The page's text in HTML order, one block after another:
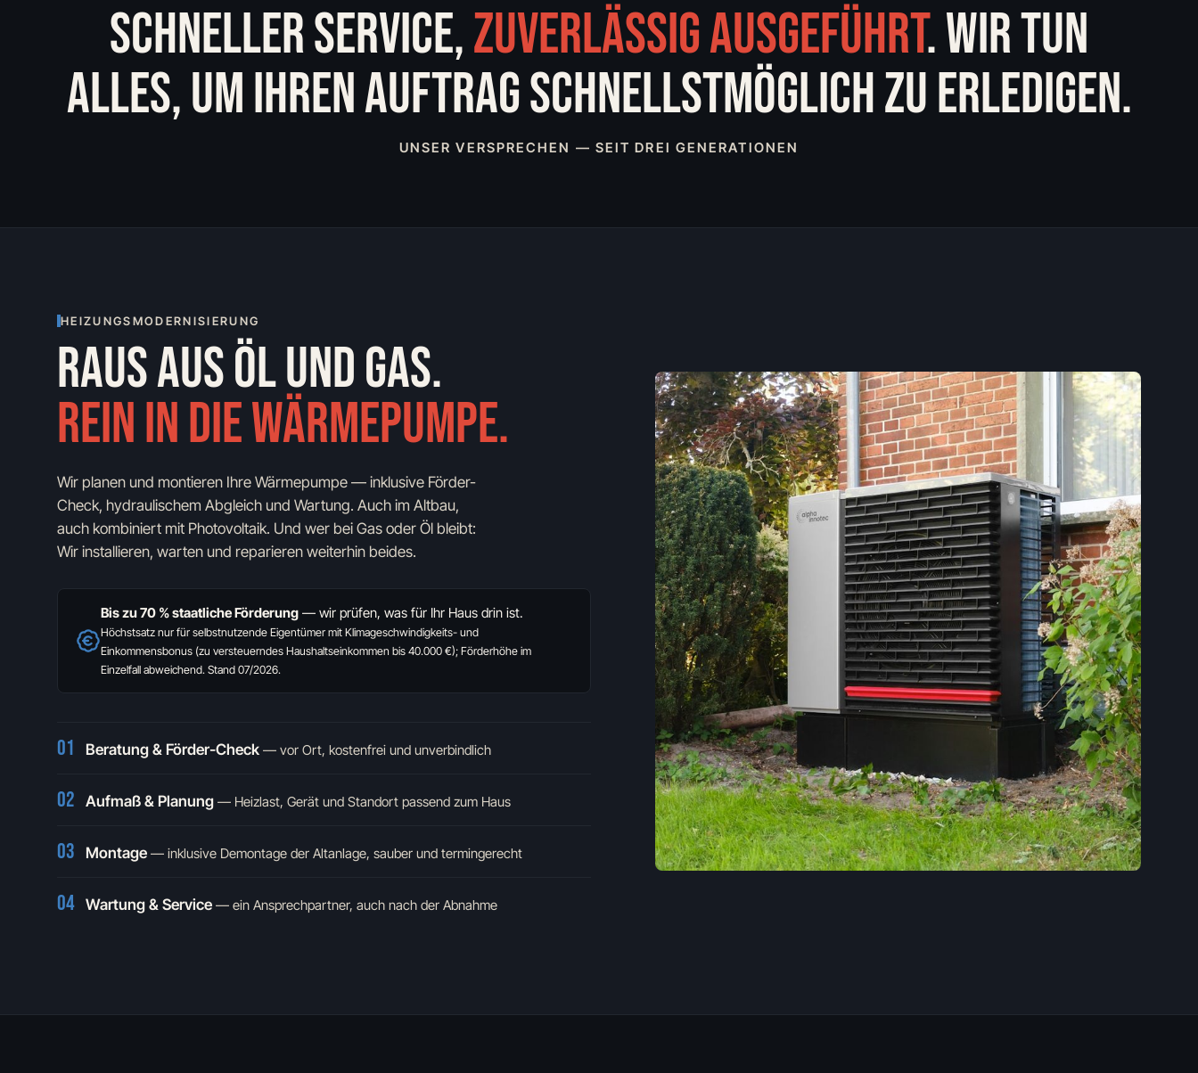
SCHNELLER SERVICE,ZUVERLÄSSIG AUSGEFÜHRT. WIR TUN
ALLES, UM IHREN AUFTRAG SCHNELLSTMÖGLICH ZU ERLEDIGEN.
UNSER VERSPRECHEN — SEIT DREI GENERATIONEN
HEIZUNGSMODERNISIERUNG
RAUS AUS ÖL UND GAS.
REIN IN DIE WÄRMEPUMPE.
Wir planen und montieren Ihre Wärmepumpe — inklusive Förder-
Check, hydraulischem Abgleich und Wartung. Auch im Altbau,
auch kombiniert mit Photovoltaik. Und wer bei Gas oder Öl bleibt:
Wir installieren, warten und reparieren weiterhin beides.
Bis zu 70 % staatliche Förderung — wir prüfen, was für Ihr Haus drin ist.
Höchstsatz nur für selbstnutzende Eigentümer mit Klimageschwindigkeits- und
Einkommensbonus (zu versteuerndes Haushaltseinkommen bis 40.000 €); Förderhöhe im
Einzelfall abweichend. Stand 07/2026.
01 Beratung & Förder-Check — vor Ort, kostenfrei und unverbindlich
02 Aufmaß & Planung — Heizlast, Gerät und Standort passend zum Haus
03 Montage — inklusive Demontage der Altanlage, sauber und termingerecht
04 Wartung & Service — ein Ansprechpartner, auch nach der Abnahme